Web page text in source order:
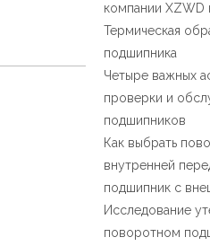
компании XZWD
Термическая
подшипника
Четыре важных
проверки и
подшипников
Как выбрать
внутренней
подшипник с
Исследование
поворотном